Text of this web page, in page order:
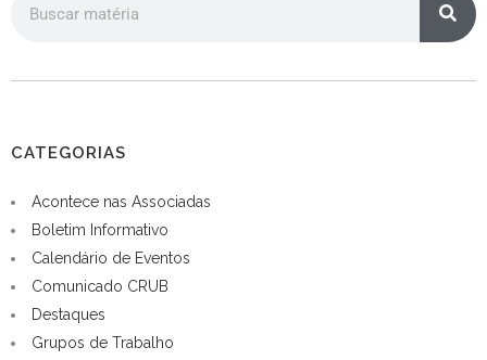
CATEGORIAS
Acontece nas Associadas
Boletim Informativo
Calendário de Eventos
Comunicado CRUB
Destaques
Grupos de Trabalho